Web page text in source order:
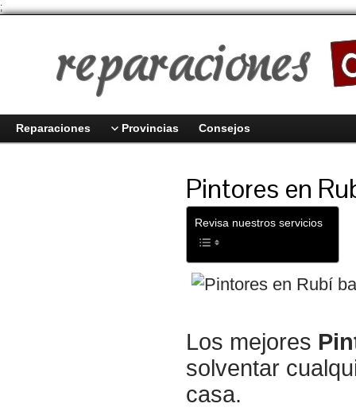
;
Reparaciones Provincias Consejos
Pintores en
Revisa nuestros servicios
Los mejores
solventar
casa.